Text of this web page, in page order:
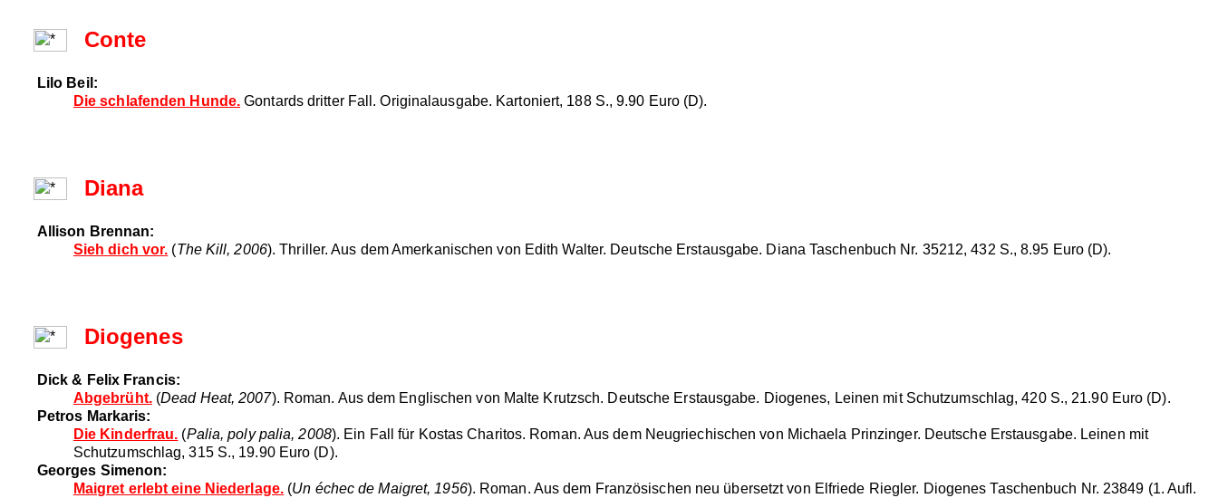
Conte
Lilo Beil:
Die schlafenden Hunde. Gontards dritter Fall. Originalausgabe. Kartoniert, 188 S., 9.90 Euro (D).
Diana
Allison Brennan:
Sieh dich vor. (The Kill, 2006). Thriller. Aus dem Amerkanischen von Edith Walter. Deutsche Erstausgabe. Diana Taschenbuch Nr. 35212, 432 S., 8.95 Euro (D).
Diogenes
Dick & Felix Francis:
Abgebrüht.(Dead Heat, 2007). Roman. Aus dem Englischen von Malte Krutzsch. Deutsche Erstausgabe. Diogenes, Leinen mit Schutzumschlag, 420 S., 21.90 Euro (D).
Petros Markaris:
Die Kinderfrau. (Palia, poly palia, 2008). Ein Fall für Kostas Charitos. Roman. Aus dem Neugriechischen von Michaela Prinzinger. Deutsche Erstausgabe. Leinen mit
Schutzumschlag, 315 S., 19.90 Euro (D).
Georges Simenon:
Maigret erlebt eine Niederlage. (Un échec de Maigret, 1956). Roman. Aus dem Französischen neu übersetzt von Elfriede Riegler. Diogenes Taschenbuch Nr. 23849 (1. Aufl.